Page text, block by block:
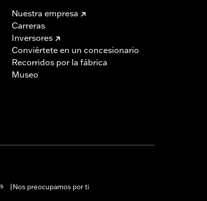
Nuestra empresa
Carreras
Inversores
Conviértete en un concesionario
Recorridos por la fábrica
Museo
Nos preocupamos por ti